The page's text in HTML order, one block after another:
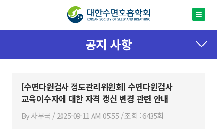
공지 사항
[수면다원검사 정도관리위원회] 수면다원검사
교육이수자에 대한 자격 갱신 변경 관련 안내
By 사무국 / 2025-09-11 AM 05:55 / 조회 : 6435회